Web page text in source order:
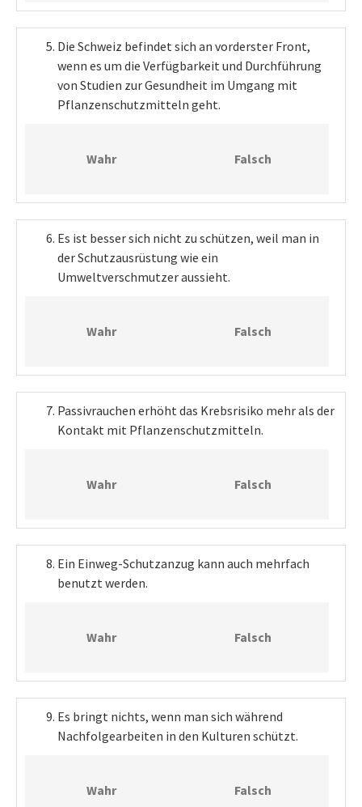
Die Schweiz befindet sich an vorderster Front,
wenn es um die Verfügbarkeit und Durchführung
von Studien zur Gesundheit im Umgang mit
Pflanzenschutzmitteln geht.
Wahr Falsch
Es ist besser sich nicht zu schützen, weil man in
der Schutzausrüstung wie ein
Umweltverschmutzer aussieht.
Wahr Falsch
Passivrauchen erhöht das Krebsrisiko mehr als der
Kontakt mit Pflanzenschutzmitteln.
Wahr Falsch
Ein Einweg-Schutzanzug kann auch mehrfach
benutzt werden.
Wahr Falsch
Es bringt nichts, wenn man sich während
Nachfolgearbeiten in den Kulturen schützt.
Wahr Falsch